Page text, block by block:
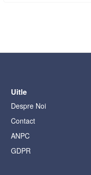
Uitle
Despre Noi
Contact
ANPC
GDPR